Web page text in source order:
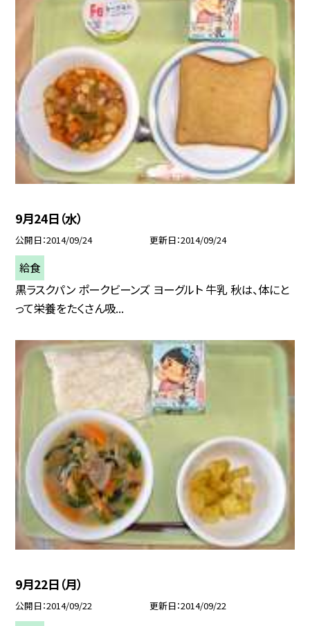
9月24日（水）
公開日 2014/09/24 更新日 2014/09/24
給食
黒ラスクパン ポークビーンズ ヨーグルト 牛乳 秋は、体にと
って栄養をたくさん吸...
9月22日（月）
公開日 2014/09/22 更新日 2014/09/22